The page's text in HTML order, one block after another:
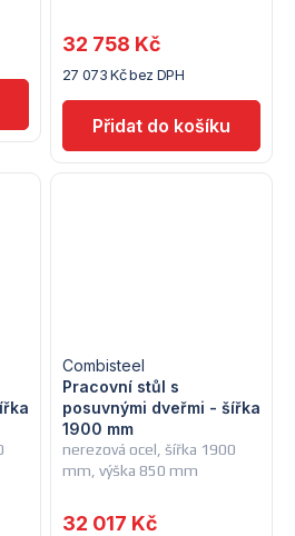
27 073 Kč bez DPH
32 758 Kč
nerezová ocel, šířka 1900
mm, výška 850 mm
Pracovní stůl s
posuvnými dveřmi - šířka
1900 mm
Combisteel
32 017 Kč